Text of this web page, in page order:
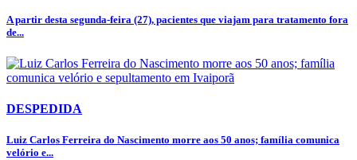
A partir desta segunda-feira (27), pacientes que viajam para tratamento fora
de...
DESPEDIDA
Luiz Carlos Ferreira do Nascimento morre aos 50 anos; família comunica
velório e...